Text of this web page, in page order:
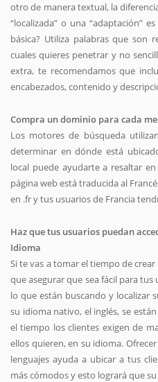
otro de manera textual, la
“localizada” o una “adaptación”
básica? Utiliza palabras que son
cuales quieres penetrar y no
extra, te recomendamos que
encabezados, contenido y
Compra un dominio para cada
Los motores de búsqueda
determinar en dónde está
local puede ayudarte a resaltar
página web está traducida al
en .fr y tus usuarios de Francia
Haz que tus usuarios puedan
Idioma
Si te vas a tomar el tiempo de
que asegurar que sea fácil para
lo que están buscando y localizar
su idioma nativo, el inglés, se
el tiempo los clientes exigen de
ellos quieren, en su idioma.
lenguajes ayuda a ubicar a tus
más cómodos y esto logrará que